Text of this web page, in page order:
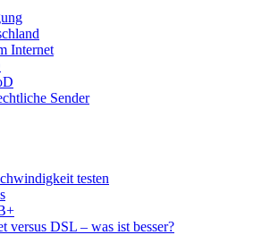
Internet
Sender
testen
versus DSL – was ist besser?